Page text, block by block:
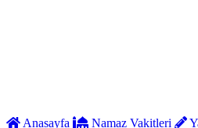
Anasayfa Namaz Vakitleri